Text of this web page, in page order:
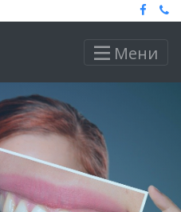
Мени